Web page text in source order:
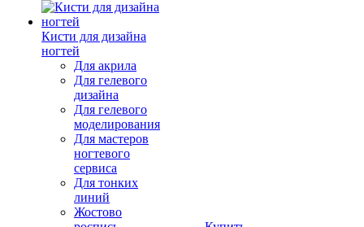
Кисти для дизайна
ногтей
Для акрила
Для гелевого
дизайна
Для гелевого
моделирования
Для мастеров
ногтевого
сервиса
Для тонких
линий
Жостово